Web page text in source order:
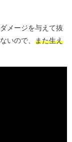
メージを与えて抜
いので、 また生え